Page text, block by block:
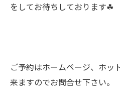
をしてお待ちしております☘︎
ご予約はホームページ、ホッ
来ますのでお問合せ下さい。